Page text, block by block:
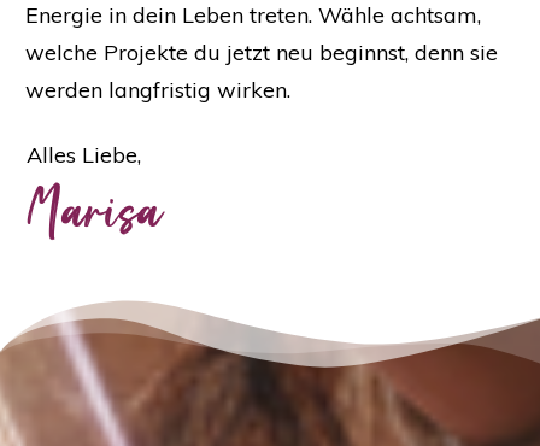
Energie in dein Leben treten. Wähle achtsam,
welche Projekte du jetzt neu beginnst, denn sie
werden langfristig wirken.
Alles Liebe,
Marisa